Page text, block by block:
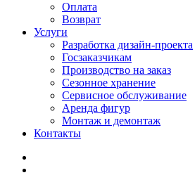
Оплата
Возврат
Услуги
Разработка дизайн-проекта
Госзаказчикам
Производство на заказ
Сезонное хранение
Сервисное обслуживание
Аренда фигур
Монтаж и демонтаж
Контакты